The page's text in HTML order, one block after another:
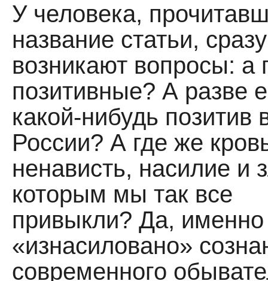
У человека,
название статьи, сразу
возникают вопросы: а
позитивные? А разве
какой-нибудь позитив
России? А где же
ненависть, насилие и
которым мы так все
привыкли? Да, именно
«изнасиловано»
современного